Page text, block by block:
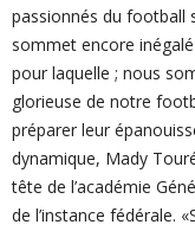
passionnés du football
sommet encore
pour laquelle ; nous
glorieuse de notre
préparer leur
dynamique, Mady
tête de l’académie
de l’instance fédérale.